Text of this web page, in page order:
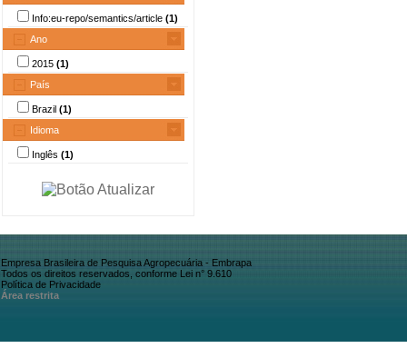
Info:eu-repo/semantics/article (1)
Ano
2015 (1)
País
Brazil (1)
Idioma
Inglês (1)
Empresa Brasileira de Pesquisa Agropecuária - Embrapa
Todos os direitos reservados, conforme Lei n° 9.610
Política de Privacidade
Área restrita